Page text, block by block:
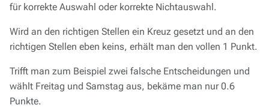
für korrekte Auswahl oder korrekte Nichtauswahl.
Wird an den richtigen Stellen ein Kreuz gesetzt und an den
richtigen Stellen eben keins, erhält man den vollen 1 Punkt.
Trifft man zum Beispiel zwei falsche Entscheidungen und
wählt Freitag und Samstag aus, bekäme man nur 0.6
Punkte.